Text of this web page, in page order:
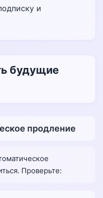
и
будущие
продление
Проверьте: